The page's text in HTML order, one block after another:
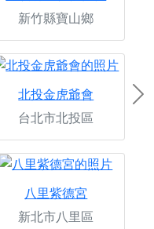
新竹縣寶山鄉
北投金虎爺會
台北市北投區
八里紫德宮
新北市八里區